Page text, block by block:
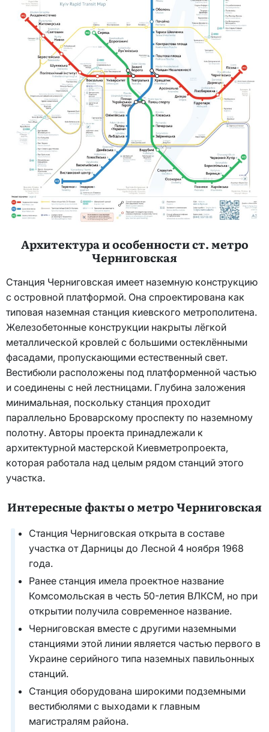
Архитектура и особенности ст. метро
Черниговская
Станция Черниговская имеет наземную конструкцию
с островной платформой. Она спроектирована как
типовая наземная станция киевского метрополитена.
Железобетонные конструкции накрыты лёгкой
металлической кровлей с большими остеклёнными
фасадами, пропускающими естественный свет.
Вестибюли расположены под платформенной частью
и соединены с ней лестницами. Глубина заложения
минимальная, поскольку станция проходит
параллельно Броварскому проспекту по наземному
полотну. Авторы проекта принадлежали к
архитектурной мастерской Киевметропроекта,
которая работала над целым рядом станций этого
участка.
Интересные факты о метро Черниговская
Станция Черниговская открыта в составе
участка от Дарницы до Лесной 4 ноября 1968
года.
Ранее станция имела проектное название
Комсомольская в честь 50-летия ВЛКСМ, но при
открытии получила современное название.
Черниговская вместе с другими наземными
станциями этой линии является частью первого в
Украине серийного типа наземных павильонных
станций.
Станция оборудована широкими подземными
вестибюлями с выходами к главным
магистралям района.